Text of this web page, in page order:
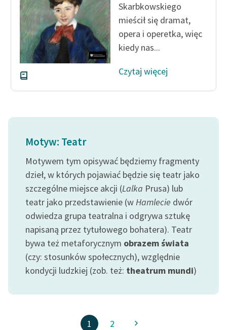
Skarbkowskiego
mieścił się dramat,
opera i operetka, więc
kiedy nas...
Czytaj więcej
Motyw: Teatr
Motywem tym opisywać będziemy fragmenty
dzieł, w których pojawiać będzie się teatr jako
szczególne miejsce akcji (Lalka Prusa) lub
teatr jako przedstawienie (wHamlecie dwór
odwiedza grupa teatralna i odgrywa sztukę
napisaną przez tytułowego bohatera). Teatr
bywa też metaforycznym obrazem świata
(czy: stosunków społecznych), względnie
kondycji ludzkiej (zob. też: theatrum mundi)
1 2